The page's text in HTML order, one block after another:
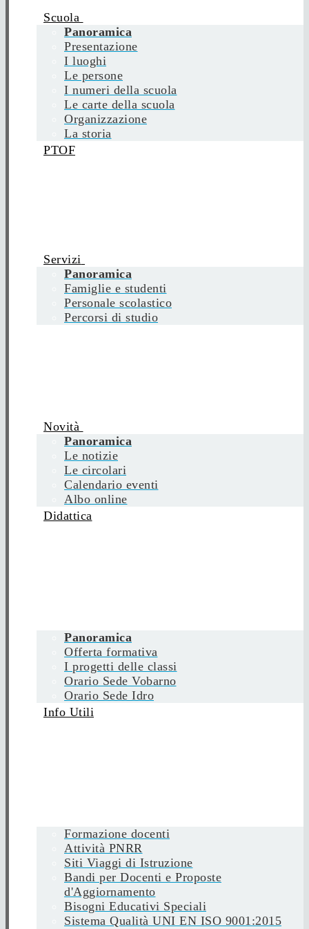
Scuola
Panoramica
Presentazione
I luoghi
Le persone
I numeri della scuola
Le carte della scuola
Organizzazione
La storia
PTOF
Servizi
Panoramica
Famiglie e studenti
Personale scolastico
Percorsi di studio
Novità
Panoramica
Le notizie
Le circolari
Calendario eventi
Albo online
Didattica
Panoramica
Offerta formativa
I progetti delle classi
Orario Sede Vobarno
Orario Sede Idro
Info Utili
Formazione docenti
Attività PNRR
Siti Viaggi di Istruzione
Bandi per Docenti e Proposte
d'Aggiornamento
Bisogni Educativi Speciali
Sistema Qualità UNI EN ISO 9001:2015